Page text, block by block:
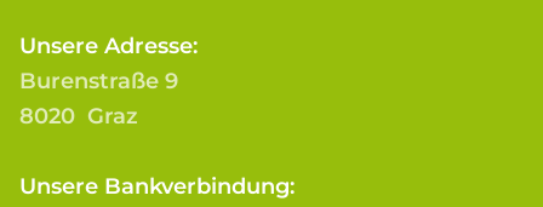
Unsere Adresse:
Burenstraße 9
8020 Graz
Unsere Bankverbindung: